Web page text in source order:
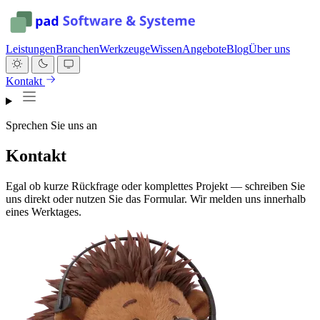
LeistungenBranchenWerkzeugeWissenAngeboteBlogÜber uns
Kontakt
Sprechen Sie uns an
Kontakt
Egal ob kurze Rückfrage oder komplettes Projekt — schreiben Sie
uns direkt oder nutzen Sie das Formular. Wir melden uns innerhalb
eines Werktages.